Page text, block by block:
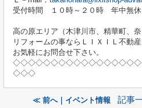
受付時間 １０時～２０時 年中無
高の原エリア（木津川市、精華町、
リフォームの事ならＬＩＸＩＬ不動
お気軽にお問合せ下さい。
◇◇◇
≪ 前へ｜イベント情報 記事